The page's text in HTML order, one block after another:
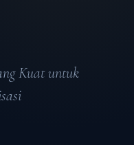
Kuat untuk